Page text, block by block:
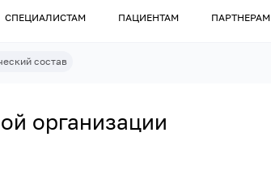
СПЕЦИАЛИСТАМ ПАЦИЕНТАМ ПАРТНЕРАМ
состав
организации